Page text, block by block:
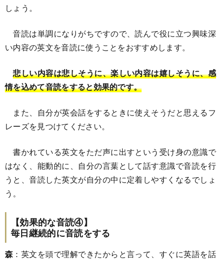
しょう。
音読は単調になりがちですので、読んで役に立つ興味深
い内容の英文を音読に使うことをおすすめします。
悲しい内容は悲しそうに、楽しい内容は嬉しそうに、感
情を込めて音読をすると効果的です。
また、自分が英会話をするときに使えそうだと思えるフ
レーズを見つけてください。
書かれている英文をただ声に出すという受け身の意識で
はなく、能動的に、自分の言葉として話す意識で音読を行
うと、音読した英文が自分の中に定着しやすくなるでしょ
う。
【効果的な音読④】
毎日継続的に音読をする
森：英文を頭で理解できたからと言って、すぐに英語を話